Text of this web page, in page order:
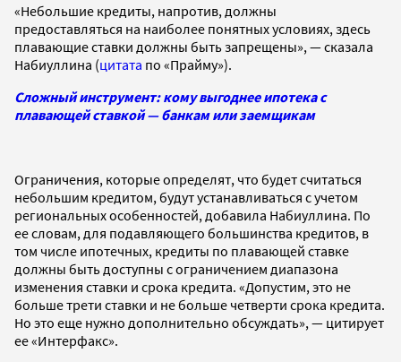
«Небольшие кредиты, напротив, должны
предоставляться на наиболее понятных условиях, здесь
плавающие ставки должны быть запрещены», — сказала
Набиуллина (цитата по «Прайму»).
Сложный инструмент: кому выгоднее ипотека с
плавающей ставкой — банкам или заемщикам
Ограничения, которые определят, что будет считаться
небольшим кредитом, будут устанавливаться с учетом
региональных особенностей, добавила Набиуллина. По
ее словам, для подавляющего большинства кредитов, в
том числе ипотечных, кредиты по плавающей ставке
должны быть доступны с ограничением диапазона
изменения ставки и срока кредита. «Допустим, это не
больше трети ставки и не больше четверти срока кредита.
Но это еще нужно дополнительно обсуждать», — цитирует
ее «Интерфакс».